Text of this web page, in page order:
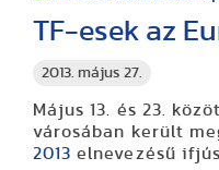
2013. május 27.
TF-esek az
Május 13. és 23.
városában került
2013 elnevezésű